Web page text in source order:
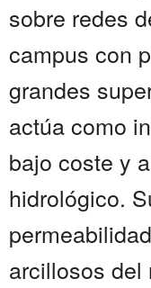
sobre redes
campus con
grandes
actúa como
bajo coste y
hidrológico.
arcillosos del